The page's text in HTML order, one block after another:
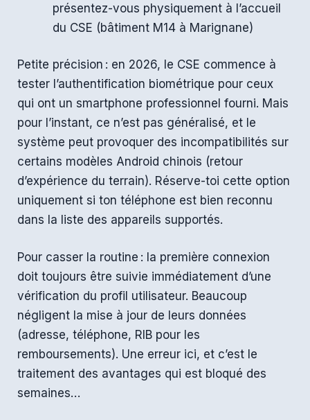
présentez-vous physiquement à l’accueil
du CSE (bâtiment M14 à Marignane)
Petite précision : en 2026, le CSE commence à
tester l’authentification biométrique pour ceux
qui ont un smartphone professionnel fourni. Mais
pour l’instant, ce n’est pas généralisé, et le
système peut provoquer des incompatibilités sur
certains modèles Android chinois (retour
d’expérience du terrain). Réserve-toi cette option
uniquement si ton téléphone est bien reconnu
dans la liste des appareils supportés.
Pour casser la routine : la première connexion
doit toujours être suivie immédiatement d’une
vérification du profil utilisateur. Beaucoup
négligent la mise à jour de leurs données
(adresse, téléphone, RIB pour les
remboursements). Une erreur ici, et c’est le
traitement des avantages qui est bloqué des
semaines…